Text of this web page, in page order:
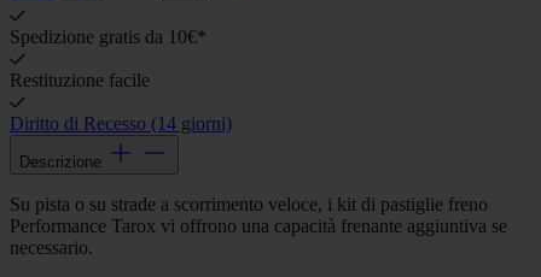
Spedizione gratis da 10€*
Restituzione facile
Diritto di Recesso (14 giorni)
Descrizione
Su pista o su strade a scorrimento veloce, i kit di pastiglie freno
Performance Tarox vi offrono una capacità frenante aggiuntiva se
necessario.